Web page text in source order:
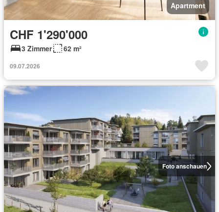
Apartment
CHF 1'290'000
3 Zimmer 62 m²
09.07.2026
Foto anschauen